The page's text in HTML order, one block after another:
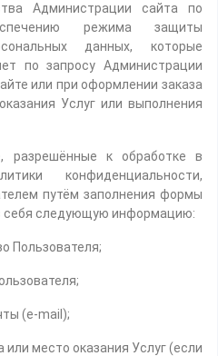
Администрации сайта по
режима защиты
данных, которые
по запросу Администрации
или при оформлении заказа
Услуг или выполнения
разрешённые к обработке в
конфиденциальности,
путём заполнения формы
себя следующую информацию:
Пользователя;
(e-mail);
или место оказания Услуг (если